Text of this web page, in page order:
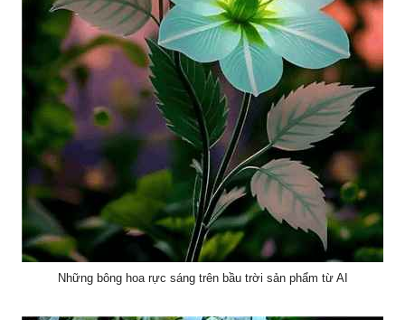
Những bông hoa rực sáng trên bầu trời sản phẩm từ AI